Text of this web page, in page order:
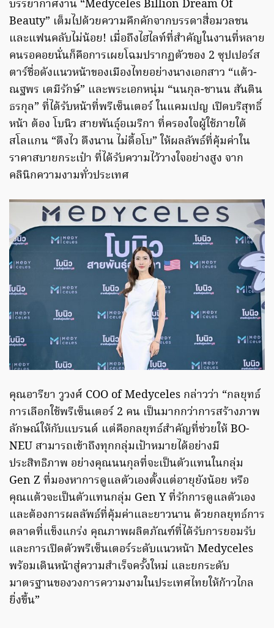
บรรยากาศงาน “Medyceles Billion Dream Of
Beauty” เต็มไปด้วยความคึกคักจากบรรดาสื่อมวลชน
และแฟนคลับไม่น้อย! เมื่อถึงไฮไลท์ที่สำคัญในงานที่หลาย
คนรอคอยนั่นก็คือการเผยโฉมปรากฏตัวของ 2 ซุปเปอร์ส
ตาร์ชื่อดังแนวหน้าของเมืองไทยอย่างนางเอกสาว “แต้ว-
ณฐพร เตมีรักษ์” และพระเอกหนุ่ม “นนกุล-ชานน สันติน
ธรกุล” ที่ได้รับหน้าที่พรีเซ็นเตอร์ ในแคมเปญ เปิดบริสุทธิ์
หน้า ต้อง โบนิว สายพันธุ์อเมริกา ที่ครองใจผู้ใช้ภายใต้
สโลแกน “ตึงไว ตึงนาน ไม่ดื้อโบ” ให้ผลลัพธ์ที่คุ้มค่าใน
ราคาสบายกระเป๋า ที่ได้รับความไว้วางใจอย่างสูง จาก
คลินิกความงามทั่วประเทศ
คุณอารียา วูวงศ์ COO of Medyceles กล่าวว่า “กลยุทธ์
การเลือกใช้พรีเซ็นเตอร์ 2 คน เป็นมากกว่าการสร้างภาพ
ลักษณ์ให้กับแบรนด์ แต่คือกลยุทธ์สำคัญที่ช่วยให้ BO-
NEU สามารถเข้าถึงทุกกลุ่มเป้าหมายได้อย่างมี
ประสิทธิภาพ อย่างคุณนนกุลที่จะเป็นตัวแทนในกลุ่ม
Gen Z ที่มองหาการดูแลตัวเองตั้งแต่อายุยังน้อย หรือ
คุณแต้วจะเป็นตัวแทนกลุ่ม Gen Y ที่รักการดูแลตัวเอง
และต้องการผลลัพธ์ที่คุ้มค่าและยาวนาน ด้วยกลยุทธ์การ
ตลาดที่แข็งแกร่ง คุณภาพผลิตภัณฑ์ที่ได้รับการยอมรับ
และการเปิดตัวพรีเซ็นเตอร์ระดับแนวหน้า Medyceles
พร้อมเดินหน้าสู่ความสำเร็จครั้งใหม่ และยกระดับ
มาตรฐานของวงการความงามในประเทศไทยให้ก้าวไกล
ยิ่งขึ้น”